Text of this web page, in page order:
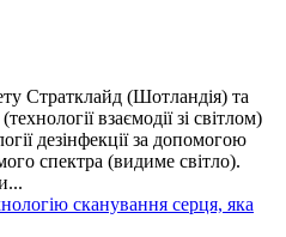
Стратклайд (Шотландія) та
взаємодії зі світлом)
дезінфекції за допомогою
спектра (видиме світло).
сканування серця, яка